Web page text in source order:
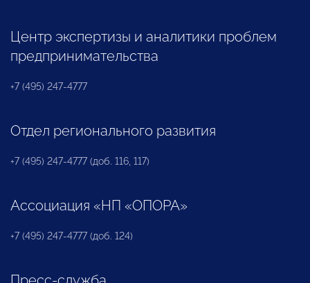
Центр экспертизы и аналитики проблем
предпринимательства
+7 (495) 247-4777
Отдел регионального развития
+7 (495) 247-4777 (доб. 116, 117)
Ассоциация «НП «ОПОРА»
+7 (495) 247-4777 (доб. 124)